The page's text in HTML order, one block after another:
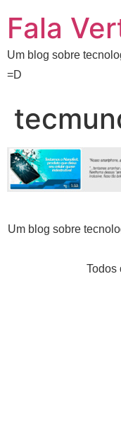
Fala
Um blog sobre
=D
Um blog sobre
Todos